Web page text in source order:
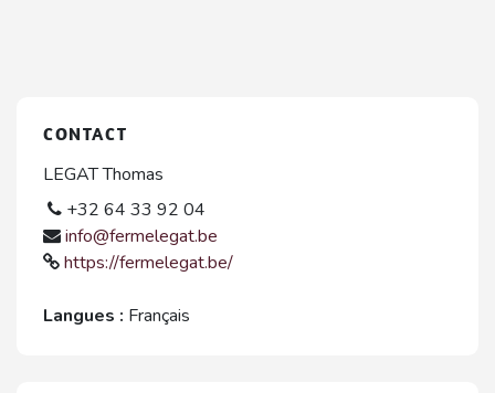
CONTACT
LEGAT Thomas
+32 64 33 92 04
info@fermelegat.be
https://fermelegat.be/
Langues : Français